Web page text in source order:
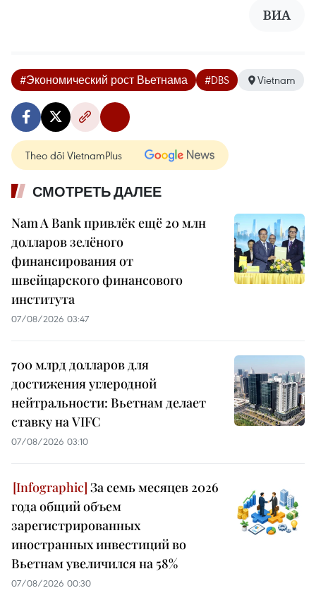
ВИА
#Экономический рост Вьетнама #DBS Vietnam
Theo dõi VietnamPlus
СМОТРЕТЬ ДАЛЕЕ
Nam A Bank привлёк ещё 20 млн
долларов зелёного
финансирования от
швейцарского финансового
института
07/08/2026 03:47
700 млрд долларов для
достижения углеродной
нейтральности: Вьетнам делает
ставку на VIFC
07/08/2026 03:10
За семь месяцев 2026
года общий объем
зарегистрированных
иностранных инвестиций во
Вьетнам увеличился на 58%
07/08/2026 00:30